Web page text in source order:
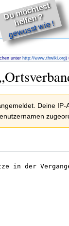
D
u
m
ö
c
ht
e
st
h
elf
e
n
?
gewusst wie !
unter http://www.thwiki.org)
Deine